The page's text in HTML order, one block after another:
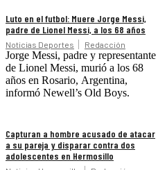
Luto en el futbol: Muere Jorge Messi,
padre de Lionel Messi, a los 68 años
Noticias Deportes Redacción
Jorge Messi, padre y representante
de Lionel Messi, murió a los 68
años en Rosario, Argentina,
informó Newell’s Old Boys.
Capturan a hombre acusado de atacar
a su pareja y disparar contra dos
adolescentes en Hermosillo